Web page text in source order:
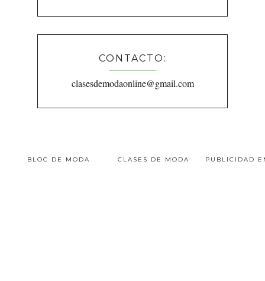
CONTACTO:
clasesdemodaonline@gmail.com
BLOC DE MODA CLASES DE MODA PUBLICIDAD